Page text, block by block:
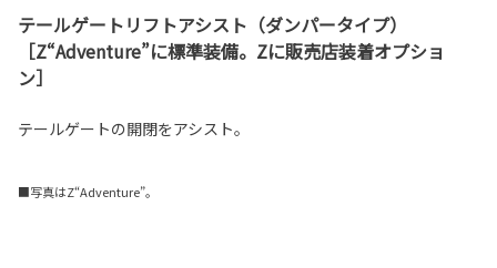
テールゲートリフトアシスト（ダンパータイプ）
［Z“Adventure”に標準装備。Zに販売店装着オプショ
ン］
テールゲートの開閉をアシスト。
■写真はZ“Adventure”。